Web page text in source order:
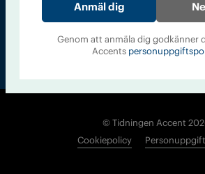
© Tidningen Accent
Cookiepolicy
Genom att anmäla dig godkänner
Accents